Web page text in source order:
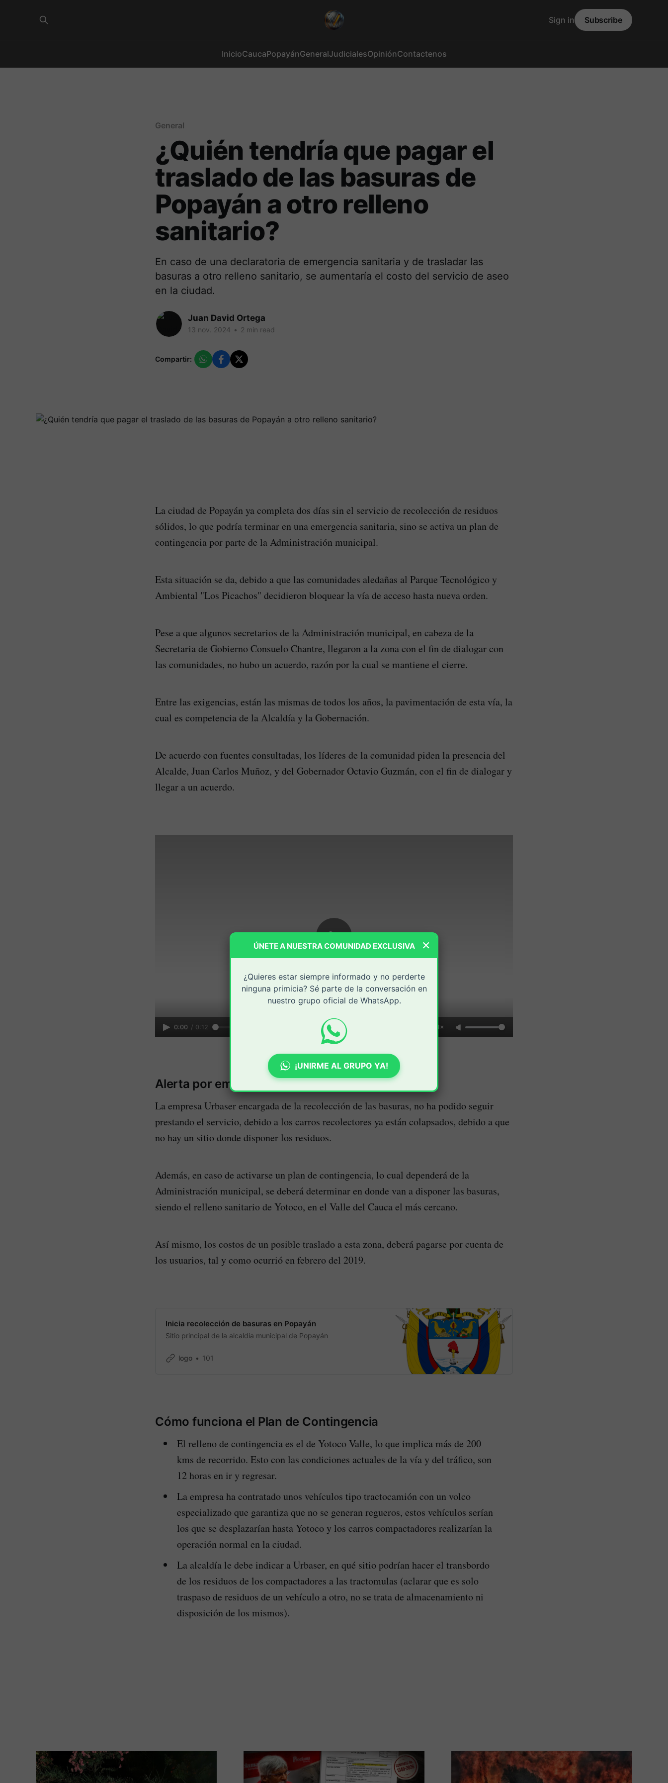
InicioCaucaPopayánGeneralJudicialesOpiniónContactenos
Sign in Subscribe
General
¿Quién tendría que pagar el
traslado de las basuras de
Popayán a otro relleno
sanitario?
En caso de una declaratoria de emergencia sanitaria y de trasladar las
basuras a otro relleno sanitario, se aumentaría el costo del servicio de aseo
en la ciudad.
Juan David Ortega
13 nov. 2024 • 2 min read
Compartir:
La ciudad de Popayán ya completa dos días sin el servicio de recolección de residuos
sólidos, lo que podría terminar en una emergencia sanitaria, sino se activa un plan de
contingencia por parte de la Administración municipal.
Esta situación se da, debido a que las comunidades aledañas al Parque Tecnológico y
Ambiental "Los Picachos" decidieron bloquear la vía de acceso hasta nueva orden.
Pese a que algunos secretarios de la Administración municipal, en cabeza de la
Secretaria de Gobierno Consuelo Chantre, llegaron a la zona con el fin de dialogar con
las comunidades, no hubo un acuerdo, razón por la cual se mantiene el cierre.
Entre las exigencias, están las mismas de todos los años, la pavimentación de esta vía, la
cual es competencia de la Alcaldía y la Gobernación.
De acuerdo con fuentes consultadas, los líderes de la comunidad piden la presencia del
Alcalde, Juan Carlos Muñoz, y del Gobernador Octavio Guzmán, con el fin de dialogar y
llegar a un acuerdo.
0:00 / 0:12 1×
Alerta por emergencia sanitaria
La empresa Urbaser encargada de la recolección de las basuras, no ha podido seguir
prestando el servicio, debido a los carros recolectores ya están colapsados, debido a que
no hay un sitio donde disponer los residuos.
Además, en caso de activarse un plan de contingencia, lo cual dependerá de la
Administración municipal, se deberá determinar en donde van a disponer las basuras,
siendo el relleno sanitario de Yotoco, en el Valle del Cauca el más cercano.
Así mismo, los costos de un posible traslado a esta zona, deberá pagarse por cuenta de
los usuarios, tal y como ocurrió en febrero del 2019.
Inicia recolección de basuras en Popayán
Sitio principal de la alcaldía municipal de Popayán
logo 101
Cómo funciona el Plan de Contingencia
El relleno de contingencia es el de Yotoco Valle, lo que implica más de 200
kms de recorrido. Esto con las condiciones actuales de la vía y del tráfico, son
12 horas en ir y regresar.
⁠La empresa ha contratado unos vehículos tipo tractocamión con un volco
especializado que garantiza que no se generan regueros, estos vehículos serían
los que se desplazarían hasta Yotoco y los carros compactadores realizarían la
operación normal en la ciudad.
⁠La alcaldía le debe indicar a Urbaser, en qué sitio podrían hacer el transbordo
de los residuos de los compactadores a las tractomulas (aclarar que es solo
traspaso de residuos de un vehículo a otro, no se trata de almacenamiento ni
disposición de los mismos).
×
ÚNETE A NUESTRA COMUNIDAD EXCLUSIVA
¿Quieres estar siempre informado y no perderte
ninguna primicia? Sé parte de la conversación en
nuestro grupo oficial de WhatsApp.
¡UNIRME AL GRUPO YA!